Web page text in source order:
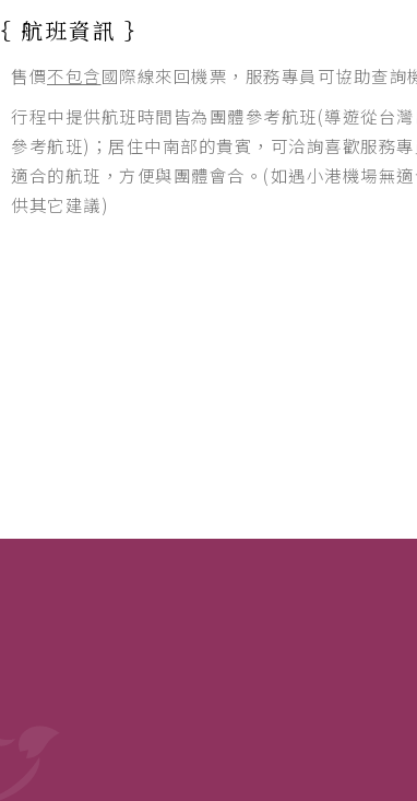
｛ 航班資訊 ｝
售價不包含國際線來回機票，服務專員可協助查詢
行程中提供航班時間皆為團體參考航班(導遊從台
參考航班)；居住中南部的貴賓，可洽詢喜歡服務
適合的航班，方便與團體會合。(如遇小港機場無
供其它建議)